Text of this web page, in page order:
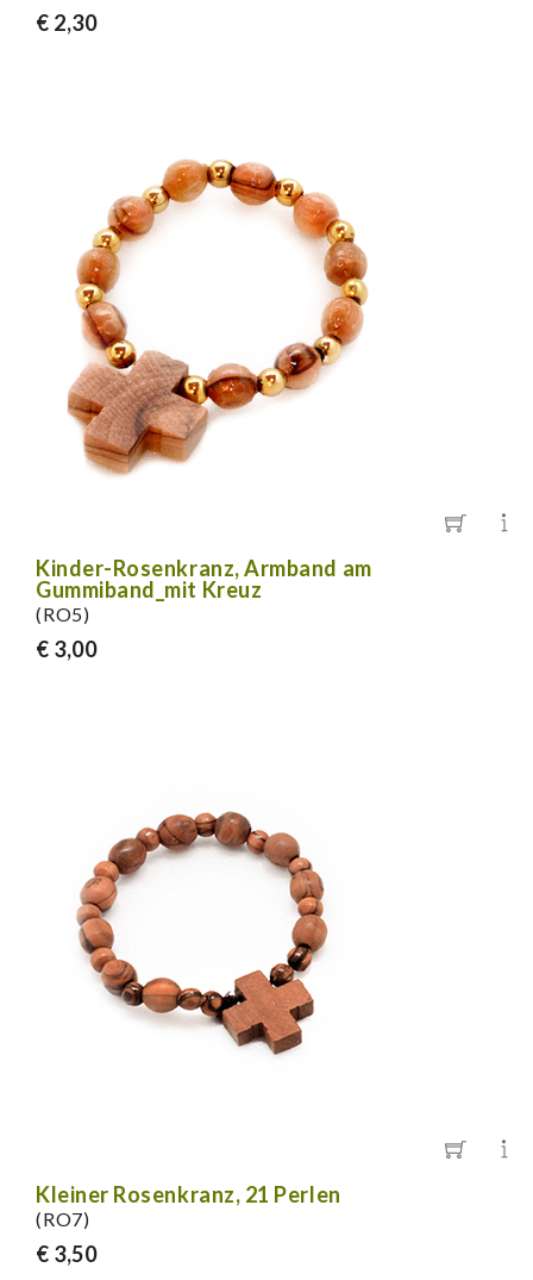
€ 2,30
Kinder-Rosenkranz, Armband am
Gummiband_mit Kreuz
(RO5)
€ 3,00
Kleiner Rosenkranz, 21 Perlen
(RO7)
€ 3,50